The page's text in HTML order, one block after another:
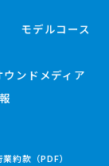
モデルコース
ウンドメディア
約款（PDF）